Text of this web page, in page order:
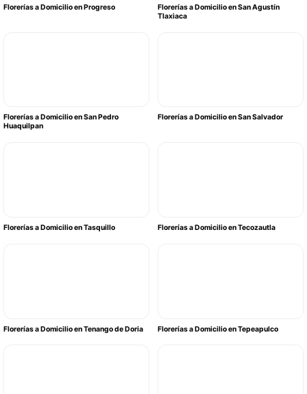
Florerías a Domicilio en Progreso
Florerías a Domicilio en San Agustín
Tlaxiaca
Florerías a Domicilio en San Pedro
Huaquilpan
Florerías a Domicilio en San Salvador
Florerías a Domicilio en Tasquillo Florerías a Domicilio en Tecozautla
Florerías a Domicilio en Tenango de Doria Florerías a Domicilio en Tepeapulco